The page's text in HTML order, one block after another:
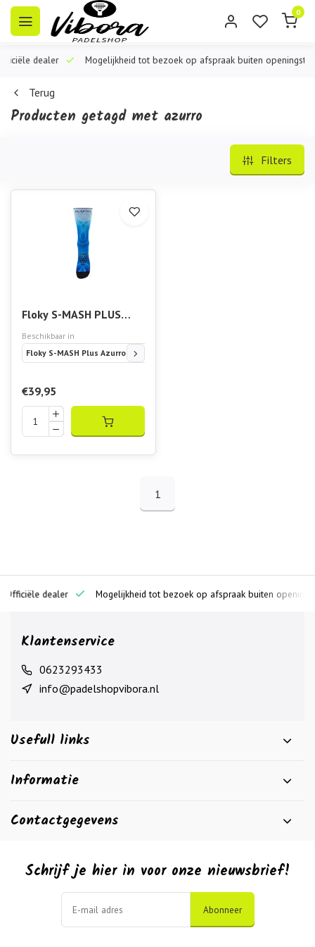
0
dealer Mogelijkheid tot bezoek op afspraak buiten openingstijden
Terug
Producten getagd met azurro
Filters
Floky S-MASH PLUS
Azurro Diamond
Compressie sokken
Beschikbaar in
Floky S-MASH Plus Azurro Diamond TG XS/S 36-39
€39,95
1
dealer Mogelijkheid tot bezoek op afspraak buiten openingstijden
Klantenservice
0623293433
info@padelshopvibora.nl
Usefull links
Informatie
Contactgegevens
Schrijf je hier in voor onze nieuwsbrief!
Abonneer